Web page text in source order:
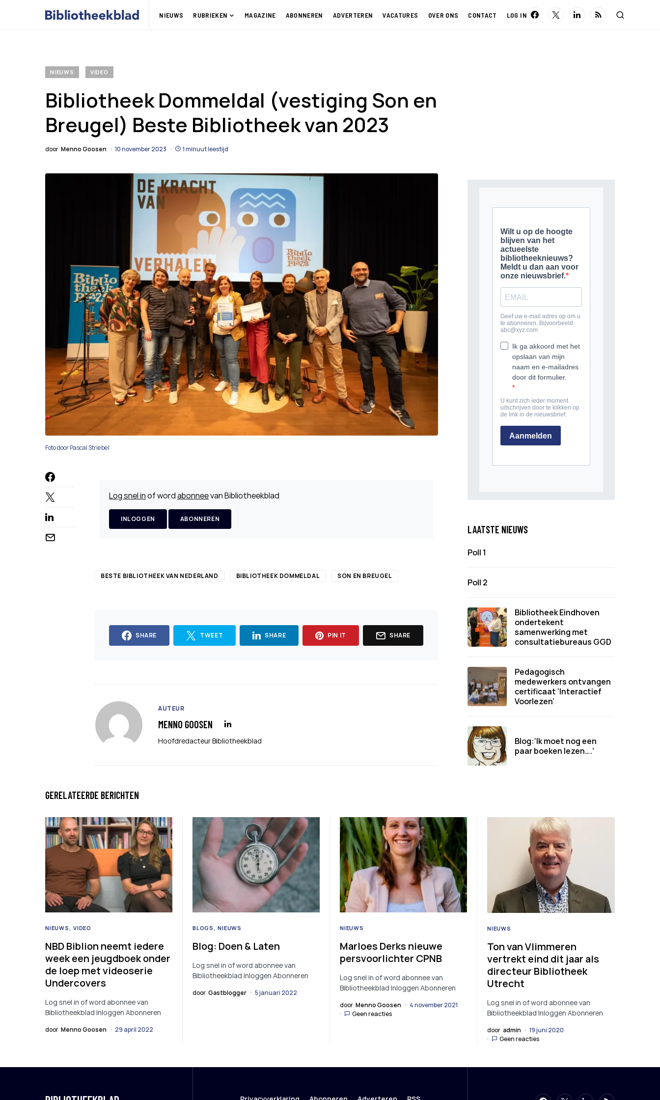
NIEUWS RUBRIEKEN MAGAZINE ABONNEREN ADVERTEREN VACATURES OVER ONS CONTACT LOG IN
NIEUWS VIDEO
Bibliotheek Dommeldal (vestiging Son en
Breugel) Beste Bibliotheek van 2023
door Menno Goosen 10 november 2023 1 minuut leestijd
Foto door Pascal Striebel
Log snel inof wordabonneevan Bibliotheekblad
INLOGGEN ABONNEREN
BESTE BIBLIOTHEEK VAN NEDERLAND BIBLIOTHEEK DOMMELDAL SON EN BREUGEL
SHARE TWEET SHARE PIN IT SHARE
AUTEUR
MENNO GOOSEN
Hoofdredacteur Bibliotheekblad
LAATSTE NIEUWS
Poll 1
Poll 2
Bibliotheek Eindhoven
ondertekent
samenwerking met
consultatiebureaus GGD
Pedagogisch
medewerkers ontvangen
certificaat ‘Interactief
Voorlezen’
Blog:‘Ik moet nog een
paar boeken lezen….’
GERELATEERDE BERICHTEN
NIEUWS VIDEO
NBD Biblion neemt iedere
week een jeugdboek onder
de loep met videoserie
Undercovers
Log snel in of word abonnee van
Bibliotheekblad Inloggen Abonneren
door Menno Goosen 29 april 2022
BLOGS NIEUWS
Blog: Doen & Laten
Log snel in of word abonnee van
Bibliotheekblad Inloggen Abonneren
door Gastblogger 5 januari 2022
NIEUWS
Marloes Derks nieuwe
persvoorlichter CPNB
Log snel in of word abonnee van
Bibliotheekblad Inloggen Abonneren
door Menno Goosen
4 november 2021
Geen reacties
NIEUWS
Ton van Vlimmeren
vertrekt eind dit jaar als
directeur Bibliotheek
Utrecht
Log snel in of word abonnee van
Bibliotheekblad Inloggen Abonneren
door admin
19 juni 2020
Geen reacties